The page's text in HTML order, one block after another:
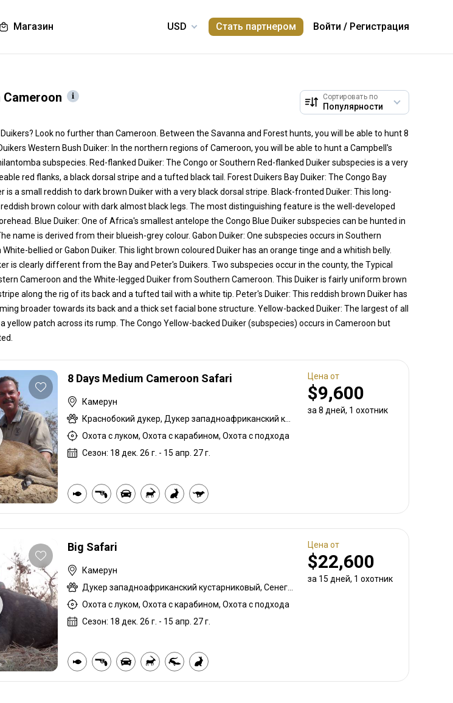
Магазин Стать партнером Войти / Регистрация
Cameroon Сортировать по
Look no further than Cameroon. Between the Savanna and Forest hunts, you will be able to hunt 8
Western Bush Duiker: In the northern regions of Cameroon, you will be able to hunt a Campbell's
subspecies. Red-flanked Duiker: The Congo or Southern Red-flanked Duiker subspecies is a very
red flanks, a black dorsal stripe and a tufted black tail. Forest Duikers Bay Duiker: The Congo Bay
is a small reddish to dark brown Duiker with a very black dorsal stripe. Black-fronted Duiker: This long-
reddish brown colour with dark almost black legs. The most distinguishing feature is the well-developed
Blue Duiker: One of Africa's smallest antelope the Congo Blue Duiker subspecies can be hunted in
name is derived from their blueish-grey colour. Gabon Duiker: One subspecies occurs in Southern
bellied or Gabon Duiker. This light brown coloured Duiker has an orange tinge and a whitish belly.
is clearly different from the Bay and Peter's Duikers. Two subspecies occur in the county, the Typical
Cameroon and the White-legged Duiker from Southern Cameroon. This Duiker is fairly uniform brown
along the rig of its back and a tufted tail with a white tip. Peter's Duiker: This reddish brown Duiker has
broader towards its back and a thick set facial bone structure. Yellow-backed Duiker: The largest of all
yellow patch across its rump. The Congo Yellow-backed Duiker (subspecies) occurs in Cameroon but
8 Days Medium Cameroon Safari
Камерун
Краснобокий дукер, Дукер западноафриканский кустарниковый, Павиан, Абиссинский редунка, Цивета, Пятнистый бушбок, Коб, Ориби, Питон, Бородавочник, Козёл водный, Конгони западно-африканская
Охота с луком, Охота с карабином, Охота с подхода
Сезон: 18 дек. 26 г. - 15 апр. 27 г.
Цена от
$9,600
за 8 дней, 1 охотник
Big Safari
Камерун
Дукер западноафриканский кустарниковый, Сенегальский буйвол, Питон, Антилопа лошадиная
Охота с луком, Охота с карабином, Охота с подхода
Сезон: 18 дек. 26 г. - 15 апр. 27 г.
Цена от
$22,600
за 15 дней, 1 охотник